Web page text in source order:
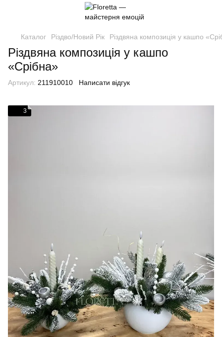
Каталог Різдво/Новий Рік Різдвяна композиція у кашпо
Різдвяна композиція у кашпо
«Срібна»
Артикул: 211910010 Написати відгук
3